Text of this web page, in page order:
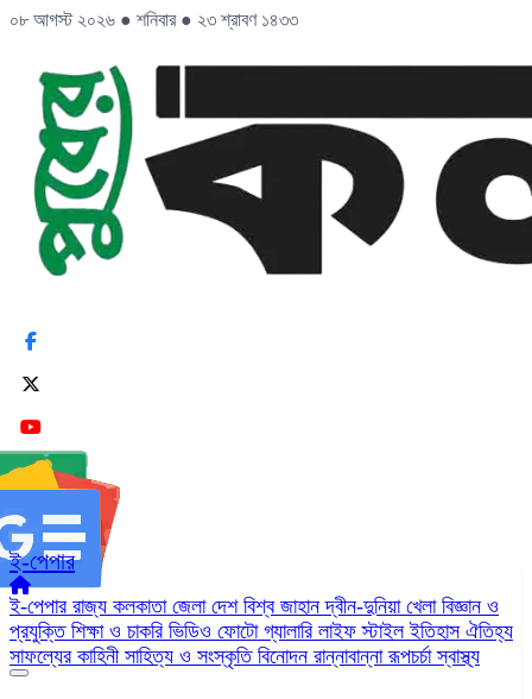
০৮ আগস্ট ২০২৬ ● শনিবার ● ২৩ শ্রাবণ ১৪৩৩
ই-পেপার
ই-পেপার রাজ্য কলকাতা জেলা দেশ বিশ্ব জাহানদ্বীন-দুনিয়া খেলা বিজ্ঞান ও
প্রযুক্তি শিক্ষা ও চাকরি ভিডিও ফোটো গ্যালারি লাইফ স্টাইলইতিহাস ঐতিহ্য
সাফল্যের কাহিনী সাহিত্য ও সংস্কৃতি বিনোদন রান্নাবান্নারূপচর্চাস্বাস্থ্য